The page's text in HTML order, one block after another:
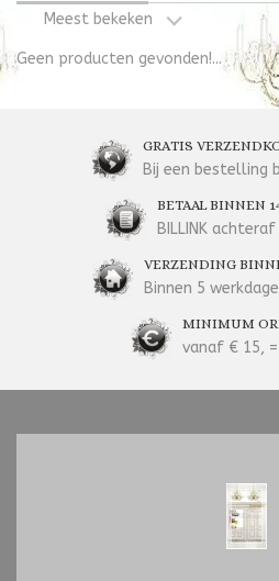
Meest bekeken
Geen producten gevonden!...
GRATIS
Bij een bestelling
BETAAL BINNEN
BILLINK
VERZENDING
Binnen 5
MINIMUM
vanaf € 15, =